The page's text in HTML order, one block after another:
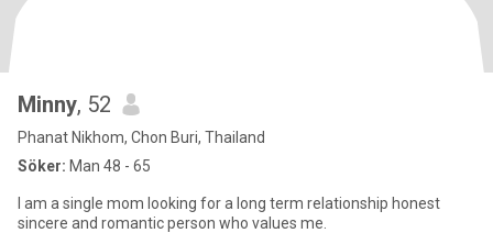
Minny, 52
Phanat Nikhom, Chon Buri, Thailand
Söker: Man 48 - 65
I am a single mom looking for a long term relationship honest
sincere and romantic person who values ​​me.